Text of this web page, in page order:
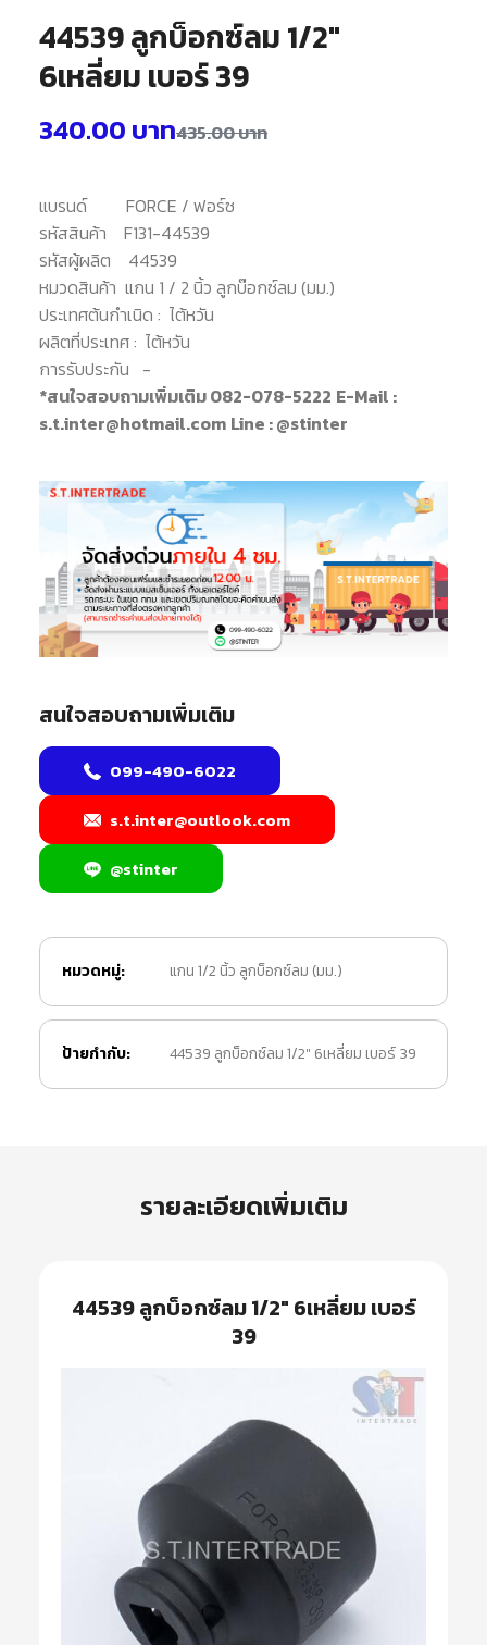
44539 ลูกบ็อกซ์ลม 1/2″
6เหลี่ยม เบอร์ 39
435.00บาท
340.00 บาท
แบรนด์ FORCE / ฟอร์ซ
รหัสสินค้า F131-44539
รหัสผู้ผลิต 44539
หมวดสินค้า แกน 1 / 2 นิ้ว ลูกบ๊อกซ์ลม (มม.)
ประเทศต้นกำเนิด : ไต้หวัน
ผลิตที่ประเทศ : ไต้หวัน
การรับประกัน -
*สนใจสอบถามเพิ่มเติม 082-078-5222 E-Mail :
s.t.inter@hotmail.com Line : @stinter
สนใจสอบถามเพิ่มเติม
099-490-6022
s.t.inter@outlook.com
@stinter
หมวดหมู่: แกน 1/2 นิ้ว ลูกบ็อกซ์ลม (มม.)
ป้ายกำกับ: 44539 ลูกบ็อกซ์ลม 1/2" 6เหลี่ยม เบอร์ 39
รายละเอียดเพิ่มเติม
44539 ลูกบ็อกซ์ลม 1/2″ 6เหลี่ยม เบอร์
39